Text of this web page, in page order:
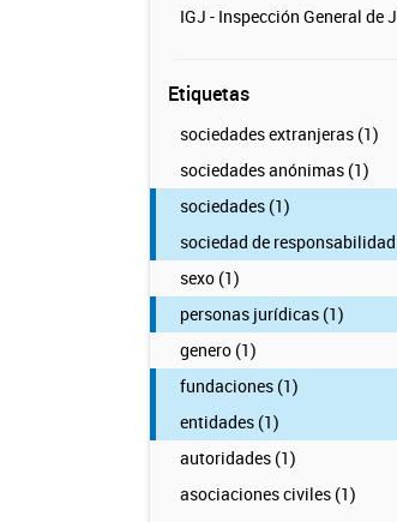
IGJ - Inspección General de
Etiquetas
sociedades extranjeras (1)
sociedades anónimas (1)
sociedades (1)
sociedad de
sexo (1)
personas jurídicas (1)
genero (1)
fundaciones (1)
entidades (1)
autoridades (1)
asociaciones civiles (1)